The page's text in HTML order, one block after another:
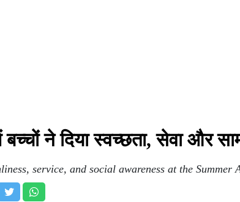
ने दिया स्वच्छता, सेवा और
service, and social awareness at the Summer